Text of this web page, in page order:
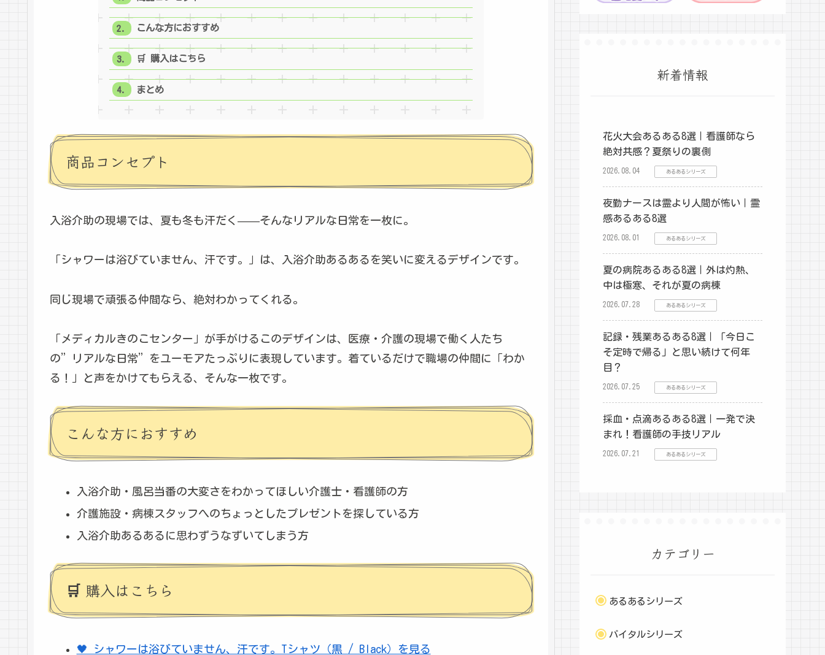
こんな方におすすめ
🛒 購入はこちら
まとめ
商品コンセプト
入浴介助の現場では、夏も冬も汗だく——そんなリアルな日常を一枚に。
「シャワーは浴びていません、汗です。」は、入浴介助あるあるを笑いに変えるデザインです。
同じ現場で頑張る仲間なら、絶対わかってくれる。
「メディカルきのこセンター」が手がけるこのデザインは、医療・介護の現場で働く人たち
の”リアルな日常”をユーモアたっぷりに表現しています。着ているだけで職場の仲間に「わか
る！」と声をかけてもらえる、そんな一枚です。
こんな方におすすめ
入浴介助・風呂当番の大変さをわかってほしい介護士・看護師の方
介護施設・病棟スタッフへのちょっとしたプレゼントを探している方
入浴介助あるあるに思わずうなずいてしまう方
🛒 購入はこちら
🖤 シャワーは浴びていません、汗です。Tシャツ（黒 / Black）を見る
新着情報
花火大会あるある8選｜看護師なら
絶対共感？夏祭りの裏側
2026.08.04 あるあるシリーズ
夜勤ナースは霊より人間が怖い｜霊
感あるある8選
2026.08.01 あるあるシリーズ
夏の病院あるある8選｜外は灼熱、
中は極寒、それが夏の病棟
2026.07.28 あるあるシリーズ
記録・残業あるある8選｜「今日こ
そ定時で帰る」と思い続けて何年
目？
2026.07.25 あるあるシリーズ
採血・点滴あるある8選｜一発で決
まれ！看護師の手技リアル
2026.07.21 あるあるシリーズ
カテゴリー
あるあるシリーズ
バイタルシリーズ